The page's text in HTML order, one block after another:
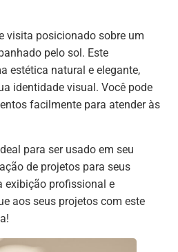
visita posicionado sobre um
pelo sol. Este
estética natural e elegante,
identidade visual. Você pode
facilmente para atender às
para ser usado em seu
de projetos para seus
exibição profissional e
aos seus projetos com este